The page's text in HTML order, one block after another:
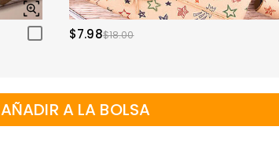
$7.98$18.00
AÑADIR A LA BOLSA